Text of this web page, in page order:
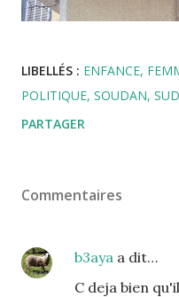
LIBELLÉS : ENFANCE
POLITIQUE SOUDAN
PARTAGER
Commentaires
b3aya a dit…
C deja bien